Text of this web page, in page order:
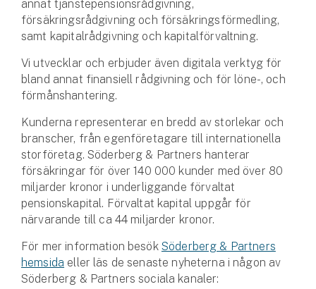
Båtförsäkring
Märkesförsäkringar
Vattenskoterförsäkring
Sportfiskarna
Djur
Hundförsäkring
Jakthundsförsäkring
Kattförsäkring
Djurförsäkring
annat tjänstepensionsrådgivning,
försäkringsrådgivning och försäkringsförmedling,
samt kapitalrådgivning och kapitalförvaltning.
Vi utvecklar och erbjuder även digitala verktyg för
bland annat finansiell rådgivning och för löne-, och
förmånshantering.
Kunderna representerar en bredd av storlekar och
branscher, från egenföretagare till internationella
storföretag. Söderberg & Partners hanterar
försäkringar för över 140 000 kunder med över 80
miljarder kronor i underliggande förvaltat
pensionskapital. Förvaltat kapital uppgår för
närvarande till ca 44 miljarder kronor.
För mer information besök Söderberg & Partners
hemsida eller läs de senaste nyheterna i någon av
Söderberg & Partners sociala kanaler: